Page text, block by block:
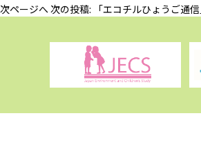
次ページへ次の投稿: 「エコチルひょうご通